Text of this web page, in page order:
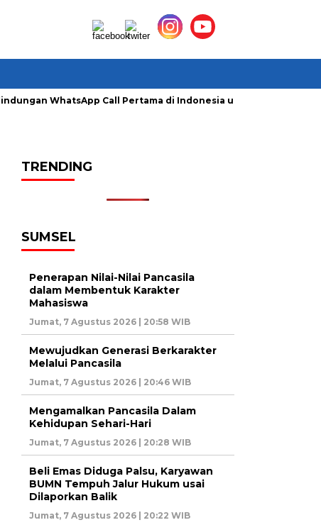
WhatsApp Call Pertama di Indonesia untuk Amankan
TRENDING
SUMSEL
Penerapan Nilai-Nilai Pancasila
dalam Membentuk Karakter
Mahasiswa
Jumat, 7 Agustus 2026 | 20:58 WIB
Mewujudkan Generasi Berkarakter
Melalui Pancasila
Jumat, 7 Agustus 2026 | 20:46 WIB
Mengamalkan Pancasila Dalam
Kehidupan Sehari-Hari
Jumat, 7 Agustus 2026 | 20:28 WIB
Beli Emas Diduga Palsu, Karyawan
BUMN Tempuh Jalur Hukum usai
Dilaporkan Balik
Jumat, 7 Agustus 2026 | 20:22 WIB